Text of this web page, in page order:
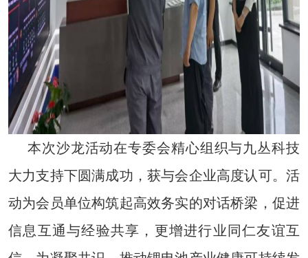
本次沙龙活动在专委会精心组织与九丛科技
大力支持下圆满成功，获与会企业高度认可。活
动为会员单位构筑起高效务实的对话桥梁，促进
信息互通与经验共享，更增进行业同仁友谊互